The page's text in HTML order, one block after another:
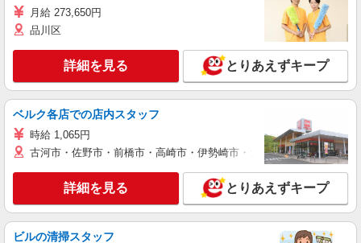
月給 273,650円
品川区
詳細を見る とりあえずキープ
ベルク各店での店内スタッフ
時給 1,065円
古河市・佐野市・前橋市・高崎市・伊勢崎市・太田市・館林市・藤
詳細を見る とりあえずキープ
ビルの清掃スタッフ